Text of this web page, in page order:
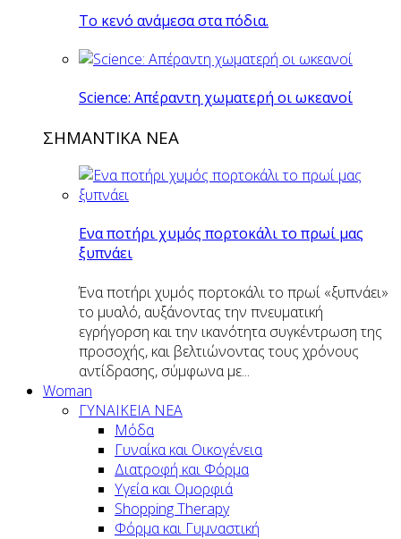
Το κενό ανάμεσα στα πόδια.
Science: Απέραντη χωματερή οι ωκεανοί
ΣΗΜΑΝΤΙΚΑ ΝΕΑ
Eνα ποτήρι χυμός πορτοκάλι το πρωί μας
ξυπνάει
Ένα ποτήρι χυμός πορτοκάλι το πρωί «ξυπνάει»
το μυαλό, αυξάνοντας την πνευματική
εγρήγορση και την ικανότητα συγκέντρωση της
προσοχής, και βελτιώνοντας τους χρόνους
αντίδρασης, σύμφωνα με...
Woman
ΓΥΝΑΙΚΕΙΑ ΝΕΑ
Μόδα
Γυναίκα και Οικογένεια
Διατροφή και Φόρμα
Υγεία και Ομορφιά
Shopping Therapy
Φόρμα και Γυμναστική